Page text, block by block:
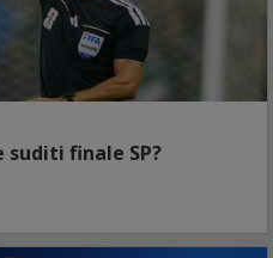
suditi finale SP?